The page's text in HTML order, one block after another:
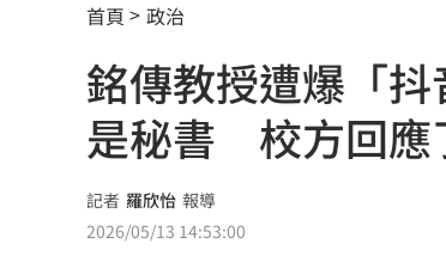
「AI性愛機器人」將問世！聊
SBS歌謠大戰開播30分鐘傳災
羅戈8局失1分好投 兄弟火力
接觸「常見塑膠微粒＋這樣吃
伍婉華喊白沙屯颱風致歉 全網
首頁 政治
銘傳教授遭爆「
是秘書 校方回應
記者 羅欣怡 報導
2026/05/13 14:53:00